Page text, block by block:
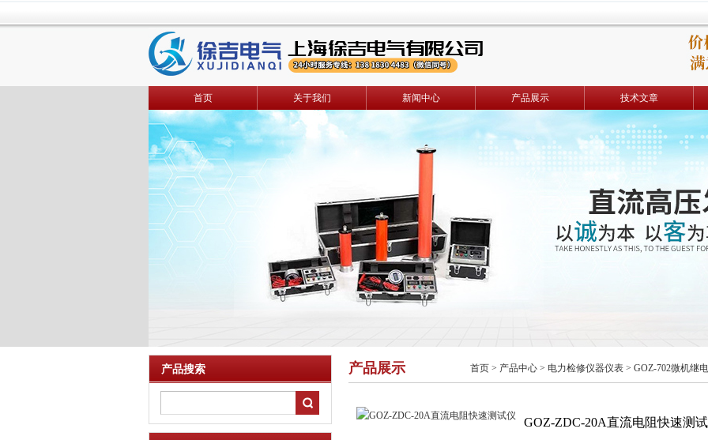
首页 关于我们 新闻中心 产品展示 技术文章
产品搜索 产品展示 首页 > 产品中心 > 电力检修仪器仪表 > GOZ-702微机继
GOZ-ZDC-20A直流电阻快速测